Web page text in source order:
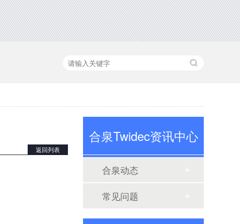
返回列表
合泉Twidec资讯中心
合泉动态
常见问题
定制大功率直流电源